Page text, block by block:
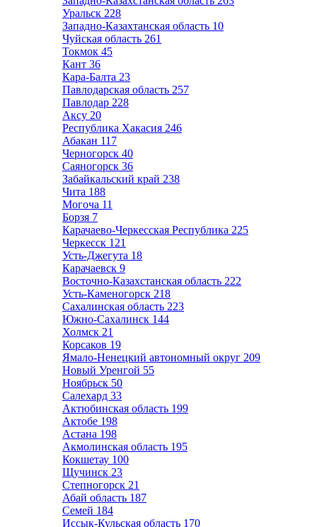
Уральск 228
Западно-Казахтанская область 10
Чуйская область 261
Токмок 45
Кант 36
Кара-Балта 23
Павлодарская область 257
Павлодар 228
Аксу 20
Республика Хакасия 246
Абакан 117
Черногорск 40
Саяногорск 36
Забайкальский край 238
Чита 188
Могоча 11
Борзя 7
Карачаево-Черкесская Республика 225
Черкесск 121
Усть-Джегута 18
Карачаевск 9
Восточно-Казахстанская область 222
Усть-Каменогорск 218
Сахалинская область 223
Южно-Сахалинск 144
Холмск 21
Корсаков 19
Ямало-Ненецкий автономный округ 209
Новый Уренгой 55
Ноябрьск 50
Салехард 33
Актюбинская область 199
Актобе 198
Астана 198
Акмолинская область 195
Кокшетау 100
Щучинск 23
Степногорск 21
Абай область 187
Семей 184
Иссык-Кульская область 170